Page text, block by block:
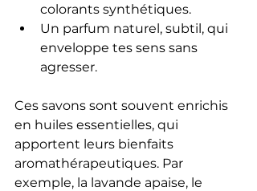
colorants synthétiques.
Un parfum naturel, subtil, qui
enveloppe tes sens sans
agresser.
Ces savons sont souvent enrichis
en huiles essentielles, qui
apportent leurs bienfaits
aromathérapeutiques. Par
exemple, la lavande apaise, le